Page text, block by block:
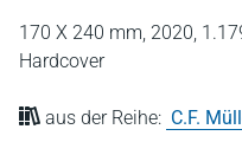
170 X 240 mm, 2020,
Hardcover
aus der Reihe: C.F.